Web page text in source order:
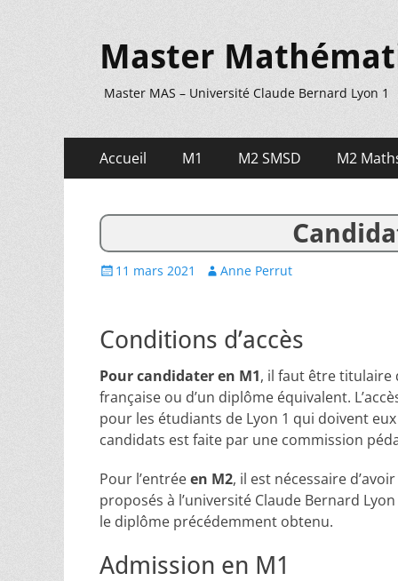
Master
Master MAS – Université Claude Bernard Lyon 1
Menu
principal
Accueil M1 M2 SMSD M2
Posted
11 mars 2021 Author
Anne Perrut
Conditions d’accès
Pour candidater en M1, il faut être titulaire
française ou d’un diplôme équivalent.
pour les étudiants de Lyon 1 qui doivent
candidats est faite par une commission
Pour l’entréeen M2, il est nécessaire
proposés à l’université Claude Bernard
le diplôme précédemment obtenu.
Admission en M1